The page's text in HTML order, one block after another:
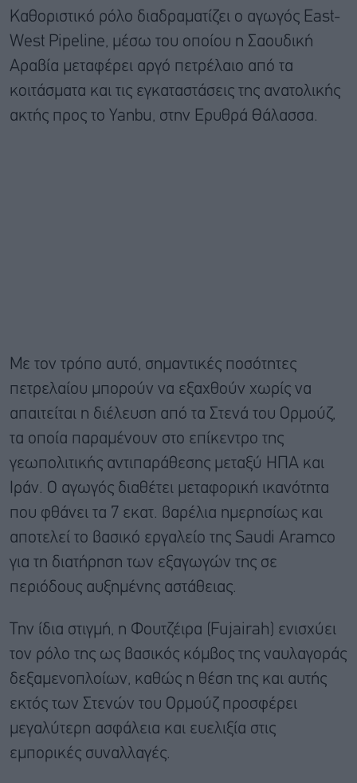
Καθοριστικό ρόλο διαδραματίζει ο αγωγός East-
West Pipeline, μέσω του οποίου η Σαουδική
Αραβία μεταφέρει αργό πετρέλαιο από τα
κοιτάσματα και τις εγκαταστάσεις της ανατολικής
ακτής προς το Yanbu, στην Ερυθρά Θάλασσα.
Με τον τρόπο αυτό, σημαντικές ποσότητες
πετρελαίου μπορούν να εξαχθούν χωρίς να
απαιτείται η διέλευση από τα Στενά του Ορμούζ,
τα οποία παραμένουν στο επίκεντρο της
γεωπολιτικής αντιπαράθεσης μεταξύ ΗΠΑ και
Ιράν. Ο αγωγός διαθέτει μεταφορική ικανότητα
που φθάνει τα 7 εκατ. βαρέλια ημερησίως και
αποτελεί το βασικό εργαλείο της Saudi Aramco
για τη διατήρηση των εξαγωγών της σε
περιόδους αυξημένης αστάθειας.
Την ίδια στιγμή, η Φουτζέιρα (Fujairah) ενισχύει
τον ρόλο της ως βασικός κόμβος της ναυλαγοράς
δεξαμενοπλοίων, καθώς η θέση της και αυτής
εκτός των Στενών του Ορμούζ προσφέρει
μεγαλύτερη ασφάλεια και ευελιξία στις
εμπορικές συναλλαγές.